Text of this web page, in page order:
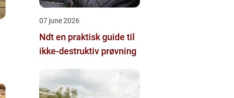
07 june 2026
Ndt en praktisk guide til
ikke-destruktiv prøvning